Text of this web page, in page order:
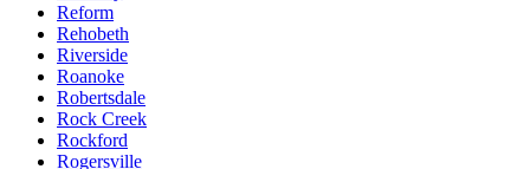
Reform
Rehobeth
Riverside
Roanoke
Robertsdale
Rock Creek
Rockford
Rogersville